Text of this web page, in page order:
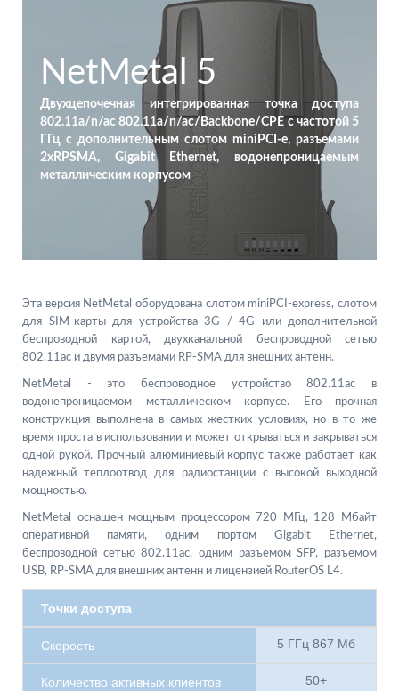
NetMetal 5
Двухцепочечная интегрированная точка доступа
802.11a/n/ac 802.11a/n/ac/Backbone/CPE с частотой 5
ГГц с дополнительным слотом miniPCI-e, разъемами
2xRPSMA, Gigabit Ethernet, водонепроницаемым
металлическим корпусом
Эта версия NetMetal оборудована слотом miniPCI-express, слотом
для SIM-карты для устройства 3G / 4G или дополнительной
беспроводной картой, двухканальной беспроводной сетью
802.11ac и двумя разъемами RP-SMA для внешних антенн.
NetMetal - это беспроводное устройство 802.11ac в
водонепроницаемом металлическом корпусе. Его прочная
конструкция выполнена в самых жестких условиях, но в то же
время проста в использовании и может открываться и закрываться
одной рукой. Прочный алюминиевый корпус также работает как
надежный теплоотвод для радиостанции с высокой выходной
мощностью.
NetMetal оснащен мощным процессором 720 МГц, 128 Мбайт
оперативной памяти, одним портом Gigabit Ethernet,
беспроводной сетью 802.11ac, одним разъемом SFP, разъемом
USB, RP-SMA для внешних антенн и лицензией RouterOS L4.
Точки доступа
Скорость 5 ГГц 867 Мб
Количество активных клиентов 50+